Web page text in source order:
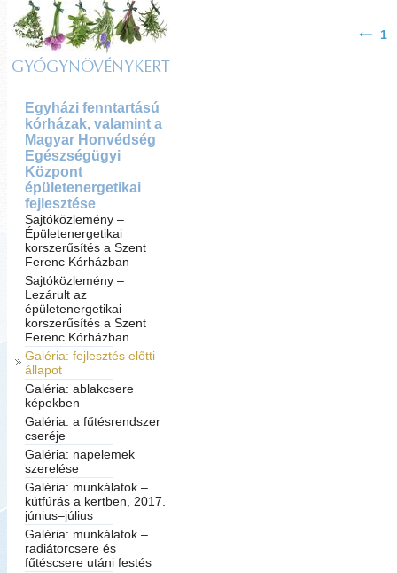
GYÓGYNÖVÉNYKERT
Egyházi fenntartású
kórházak, valamint a
Magyar Honvédség
Egészségügyi
Központ
épületenergetikai
fejlesztése
Sajtóközlemény –
Épületenergetikai
korszerűsítés a Szent
Ferenc Kórházban
Sajtóközlemény –
Lezárult az
épületenergetikai
korszerűsítés a Szent
Ferenc Kórházban
Galéria: fejlesztés előtti
állapot
Galéria: ablakcsere
képekben
Galéria: a fűtésrendszer
cseréje
Galéria: napelemek
szerelése
Galéria: munkálatok –
kútfúrás a kertben, 2017.
június–július
Galéria: munkálatok –
radiátorcsere és
fűtéscsere utáni festés
1